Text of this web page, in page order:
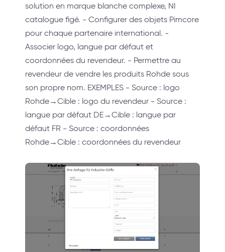
solution en marque blanche complexe, NI
catalogue figé. - Configurer des objets Pimcore
pour chaque partenaire international. -
Associer logo, langue par défaut et
coordonnées du revendeur. - Permettre au
revendeur de vendre les produits Rohde sous
son propre nom. EXEMPLES - Source : logo
Rohde→Cible : logo du revendeur - Source :
langue par défaut DE→Cible : langue par
défaut FR - Source : coordonnées
Rohde→Cible : coordonnées du revendeur